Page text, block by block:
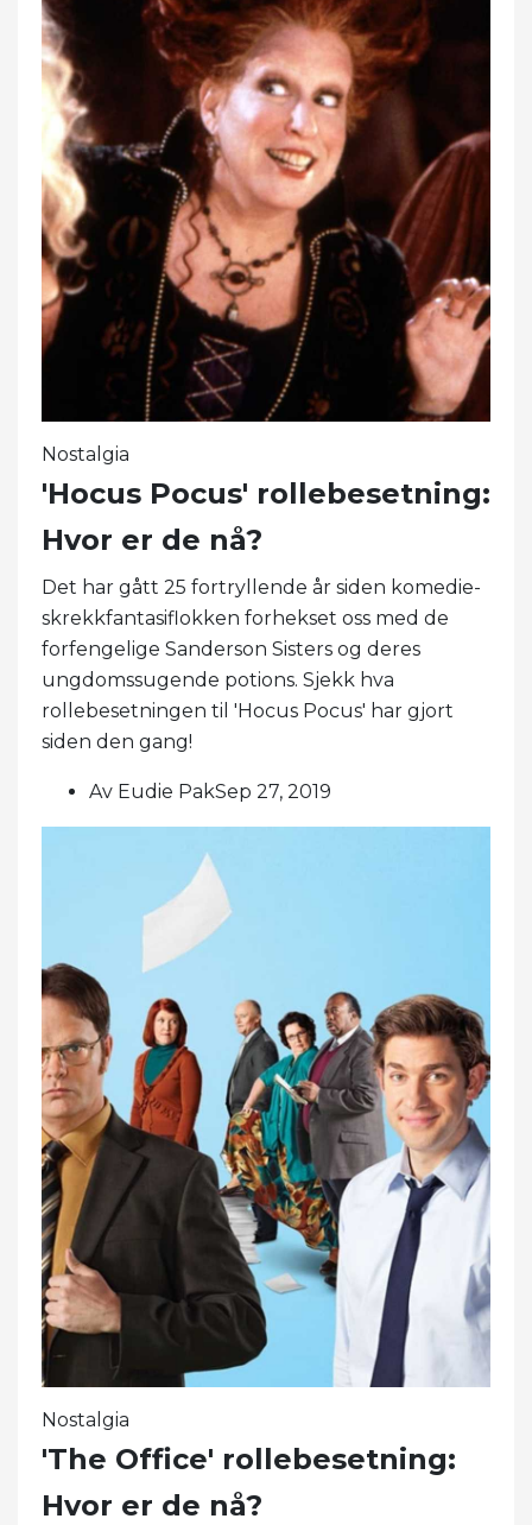
Nostalgia
'Hocus Pocus' rollebesetning:
Hvor er de nå?
Det har gått 25 fortryllende år siden komedie-
skrekkfantasiflokken forhekset oss med de
forfengelige Sanderson Sisters og deres
ungdomssugende potions. Sjekk hva
rollebesetningen til 'Hocus Pocus' har gjort
siden den gang!
Av Eudie PakSep 27, 2019
Nostalgia
'The Office' rollebesetning:
Hvor er de nå?